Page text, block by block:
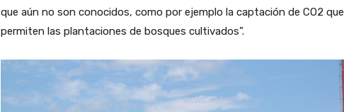
que aún no son conocidos, como por ejemplo la captación de CO2 que
permiten las plantaciones de bosques cultivados”.